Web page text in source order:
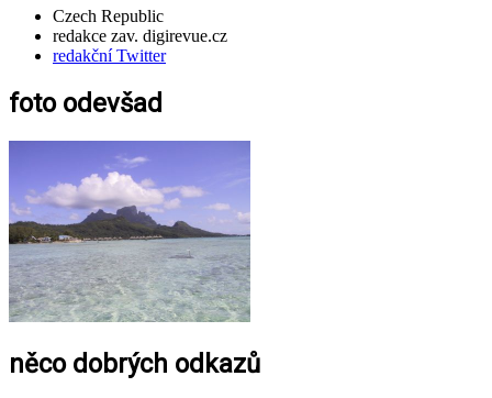
Czech Republic
redakce zav. digirevue.cz
redakční Twitter
foto odevšad
něco dobrých odkazů